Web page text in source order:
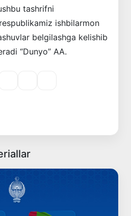
tashrifni
ishbilarmon
belgilashga kelishib
“Dunyo” AA.